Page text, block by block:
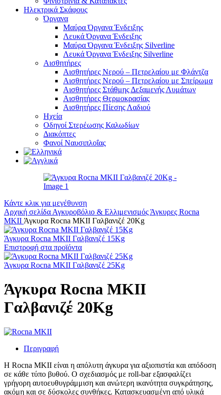
Ηλεκτρικά Σκάφους
Όργανα
Μαύρα Όργανα Ένδειξης
Λευκά Όργανα Ένδειξης
Μαύρα Όργανα Ένδειξης Silverline
Λευκά Όργανα Ένδειξης Silverline
Αισθητήρες
Αισθητήρες Νερού – Πετρελαίου με Φλάντζα
Αισθητήρες Νερού – Πετρελαίου με Σπείρωμα
Αισθητήρες Στάθμης Δεξαμενής Λυμάτων
Αισθητήρες Θερμοκρασίας
Αισθητήρες Πίεσης Λαδιού
Ηχεία
Οδηγοί Στερέωσης Καλωδίων
Διακόπτες
Φανοί Ναυσιπλοΐας
Κάντε κλικ για μεγέθυνση
Αρχική σελίδα Αγκυροβόλιο & Ελλιμενισμός Άγκυρες Rocna
MKII Άγκυρα Rocna MKII Γαλβανιζέ 20Kg
Άγκυρα Rocna MKII Γαλβανιζέ 15Kg
Επιστροφή στα προϊόντα
Άγκυρα Rocna MKII Γαλβανιζέ 25Kg
Άγκυρα Rocna MKII
Γαλβανιζέ 20Kg
Περιγραφή
Η Rocna MKII είναι η απόλυτη άγκυρα για αξιοπιστία και απόδοση
σε κάθε τύπο βυθού. Ο σχεδιασμός με roll-bar εξασφαλίζει
γρήγορη αυτοευθυγράμμιση και ανώτερη ικανότητα συγκράτησης,
ακόμη και σε δύσκολες συνθήκες. Κατασκευασμένη από υλικά